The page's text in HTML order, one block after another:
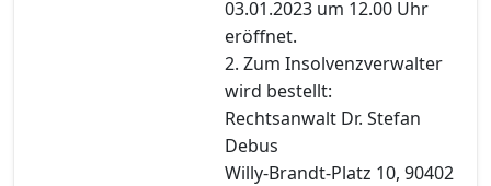
03.01.2023 um 12.00 Uhr
eröffnet.
2. Zum Insolvenzverwalter
wird bestellt:
Rechtsanwalt Dr. Stefan
Debus
Willy-Brandt-Platz 10, 90402